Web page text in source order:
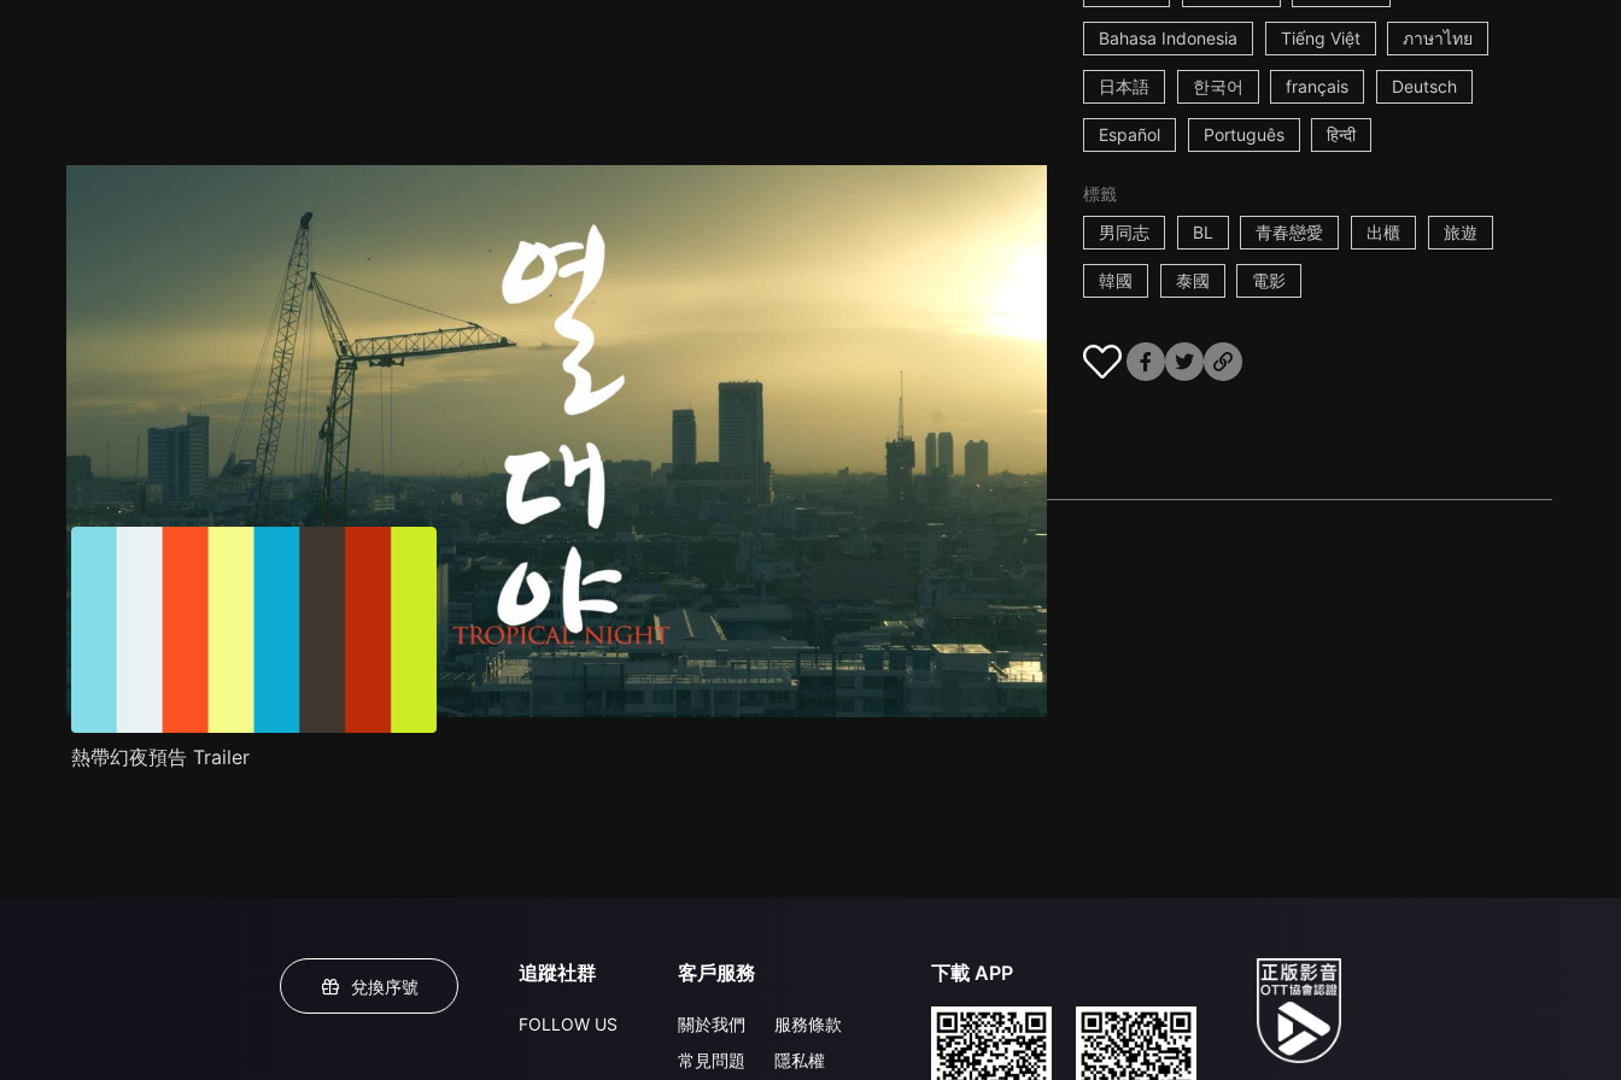
Bahasa Indonesia Tiếng Việt ภาษาไทย
日本語 한국어 français Deutsch
Español Português हिन्दी
標籤
男同志
BL 青春戀愛 出櫃 旅遊
韓國 泰國 電影
預告 推薦影片 劇情介紹
熱帶幻夜預告 Trailer
兌換序號
追蹤社群
FOLLOW US
客戶服務
關於我們
常見問題
服務條款
隱私權
下載 APP